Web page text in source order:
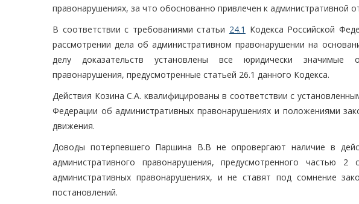
правонарушениях, за что обоснованно привлечен к административной
В соответствии с требованиями статьи 24.1 Кодекса Российской
рассмотрении дела об административном правонарушении на
делу доказательств установлены все юридически значимые
правонарушения, предусмотренные статьей 26.1 данного Кодекса.
Действия Козина С.А. квалифицированы в соответствии с
Федерации об административных правонарушениях и положениями
движения.
Доводы потерпевшего Паршина В.В не опровергают наличие в
административного правонарушения, предусмотренного частью 2
административных правонарушениях, и не ставят под сомнение
постановлений.